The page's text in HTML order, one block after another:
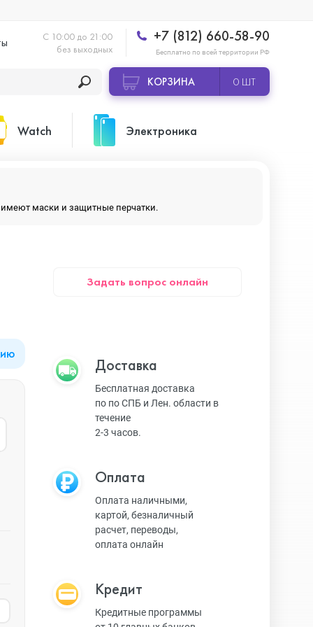
С 10:00 до 21:00
без выходных
+7 (812) 660-58-90
Бесплатно по всей территории РФ
КОРЗИНА 0 ШТ
Watch
Apple Watch Series 9
Apple Watch Ultra 3
Apple Watch Ultra
Apple Watch SE 2023
Apple Watch SE 2022
Электроника
Умные часы, браслеты
имеют маски и защитные перчатки.
Задать вопрос онлайн
Доставка
Бесплатная доставка
по по СПБ и Лен. области в
течение
2-3 часов.
Оплата
Оплата наличными,
картой, безналичный
расчет, переводы,
оплата онлайн
Кредит
Кредитные программы